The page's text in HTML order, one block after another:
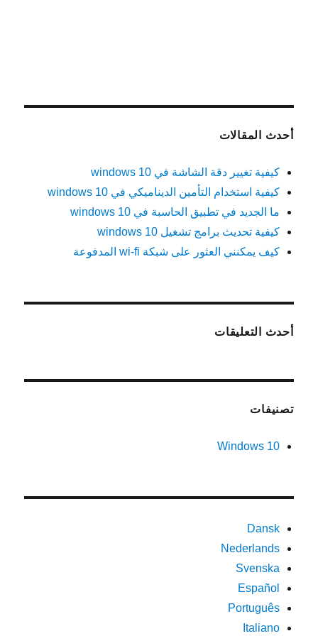
أحدث المقالات
كيفية تغيير دقة الشاشة في windows 10
كيفية استخدام التأمين الديناميكي في windows 10
ما الجديد في تطبيق الحاسبة في windows 10
كيفية تحديث برامج تشغيل windows 10
كيف يمكنني العثور على شبكة wi-fi المدفوعة
أحدث التعليقات
تصنيفات
Windows 10
Dansk
Nederlands
Svenska
Español
Português
Italiano